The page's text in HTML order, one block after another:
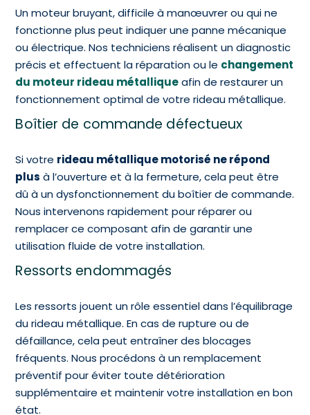
Un moteur bruyant, difficile à manœuvrer ou qui ne
fonctionne plus peut indiquer une panne mécanique
ou électrique. Nos techniciens réalisent un diagnostic
précis et effectuent la réparation ou le changement
du moteur rideau métalliqueafin de restaurer un
fonctionnement optimal de votre rideau métallique.
Boîtier de commande défectueux
Si votre rideau métallique motorisé ne répond
plus à l’ouverture et à la fermeture, cela peut être
dû à un dysfonctionnement du boîtier de commande.
Nous intervenons rapidement pour réparer ou
remplacer ce composant afin de garantir une
utilisation fluide de votre installation.
Ressorts endommagés
Les ressorts jouent un rôle essentiel dans l’équilibrage
du rideau métallique. En cas de rupture ou de
défaillance, cela peut entraîner des blocages
fréquents. Nous procédons à un remplacement
préventif pour éviter toute détérioration
supplémentaire et maintenir votre installation en bon
état.